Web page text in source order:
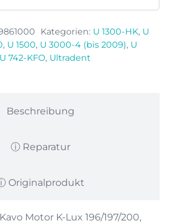
Kategorien: U 1300-HK, U
, U 1500, U 3000-4 (bis 2009), U
U 742-KFO, Ultradent
Beschreibung
ⓘ Reparatur
Originalprodukt
Motor K-Lux 196/197/200,